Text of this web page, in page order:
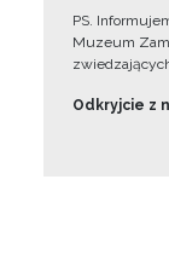
PS.
Muzeum
Odkryjcie z